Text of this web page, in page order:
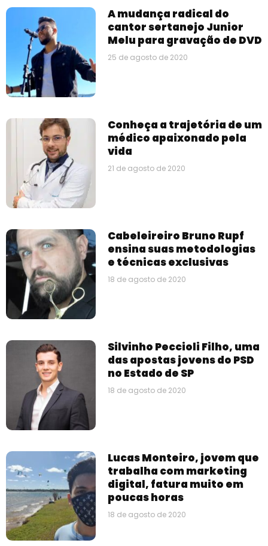
A mudança radical do
cantor sertanejo Junior
Melu para gravação de DVD
25 de agosto de 2020
Conheça a trajetória de um
médico apaixonado pela
vida
21 de agosto de 2020
Cabeleireiro Bruno Rupf
ensina suas metodologias
e técnicas exclusivas
18 de agosto de 2020
Silvinho Peccioli Filho, uma
das apostas jovens do PSD
no Estado de SP
18 de agosto de 2020
Lucas Monteiro, jovem que
trabalha com marketing
digital, fatura muito em
poucas horas
18 de agosto de 2020